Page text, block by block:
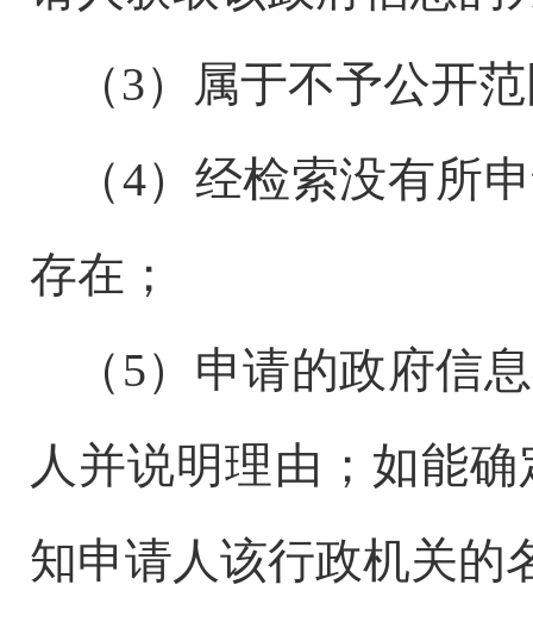
（3）属于不予公开
（4）经检索没有所
存在；
（ 5）申请的政府信
人并说明理由；如能
知申请人该行政机关的